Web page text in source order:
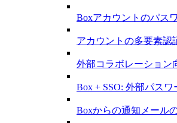
Boxアカウントのパス
アカウントの多要素認
外部コラボレーション
Box + SSO: 外部パスワ
Boxからの通知メール